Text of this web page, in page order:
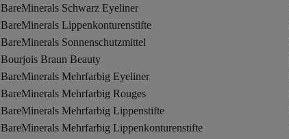
BareMinerals Schwarz Eyeliner
BareMinerals Lippenkonturenstifte
BareMinerals Sonnenschutzmittel
Bourjois Braun Beauty
BareMinerals Mehrfarbig Eyeliner
BareMinerals Mehrfarbig Rouges
BareMinerals Mehrfarbig Lippenstifte
BareMinerals Mehrfarbig Lippenkonturenstifte